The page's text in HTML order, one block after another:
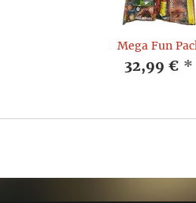
Mega Fun
32,99 € *